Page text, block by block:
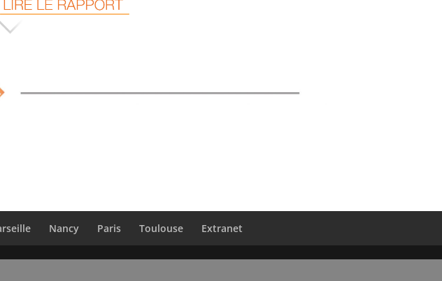
Nancy Paris Toulouse Extranet